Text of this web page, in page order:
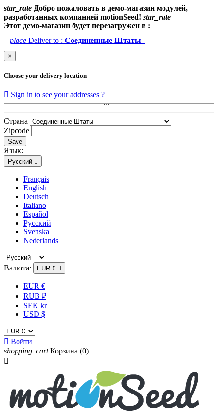
star_rate Добро пожаловать в демо-магазин модулей,
разработанных компанией motionSeed! star_rate
Этот демо-магазин будет перезагружен в :
place Deliver to : Соединенные Штаты
×
Choose your delivery location
 Sign in to see your addresses ?
Страна
Zipcode
Save
Язык:
Русский 
Français
English
Deutsch
Italiano
Español
Русский
Svenska
Nederlands
Валюта: EUR € 
EUR €
RUB ₽
SEK kr
USD $
 Войти
shopping_cart Корзина (0)
